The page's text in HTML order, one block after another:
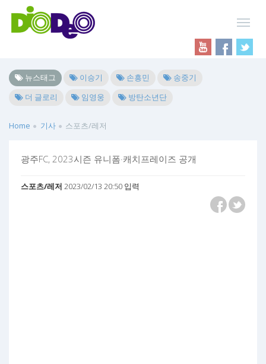
뉴스태그 이승기 손흥민
송중기
더 글로리
임영웅 방탄소년단
Home 기사 스포츠/레저
광주FC, 2023시즌 유니폼·캐치프레이즈 공개
스포츠/레저 2023/02/13 20:50 입력